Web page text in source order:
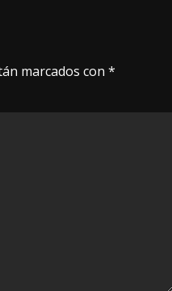
marcados con *